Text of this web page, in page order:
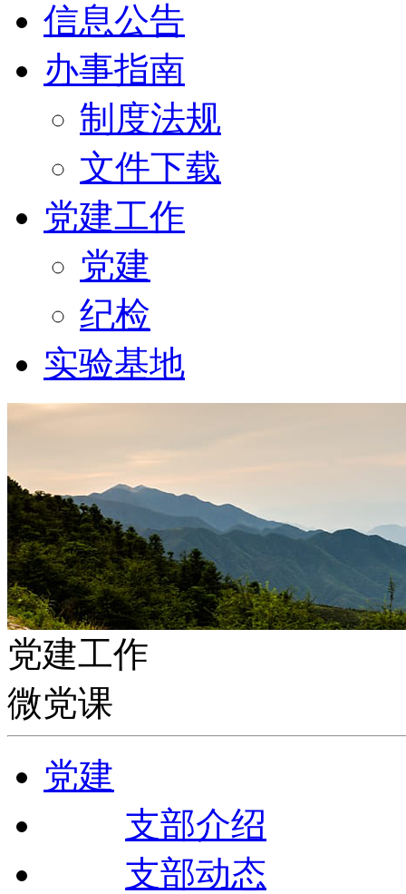
信息公告
办事指南
制度法规
文件下载
党建工作
党建
纪检
实验基地
党建工作
微党课
党建
支部介绍
支部动态